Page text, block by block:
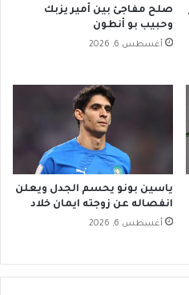
صلح مفاجئ بين أمير يزبك
وحبيب بو أنطون
أغسطس 6, 2026
ياسين بونو يحسم الجدل ويعلن
انفصاله عن زوجته ايمان خلاد
أغسطس 6, 2026